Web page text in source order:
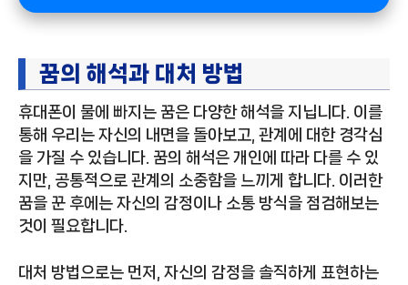
꿈의 해석과 대처 방법
휴대폰이 물에 빠지는 꿈은 다양한 해석을 지닙니다. 이를
통해 우리는 자신의 내면을 돌아보고, 관계에 대한 경각심
을 가질 수 있습니다. 꿈의 해석은 개인에 따라 다를 수 있
지만, 공통적으로 관계의 소중함을 느끼게 합니다. 이러한
꿈을 꾼 후에는 자신의 감정이나 소통 방식을 점검해보는
것이 필요합니다.
대처 방법으로는 먼저, 자신의 감정을 솔직하게 표현하는